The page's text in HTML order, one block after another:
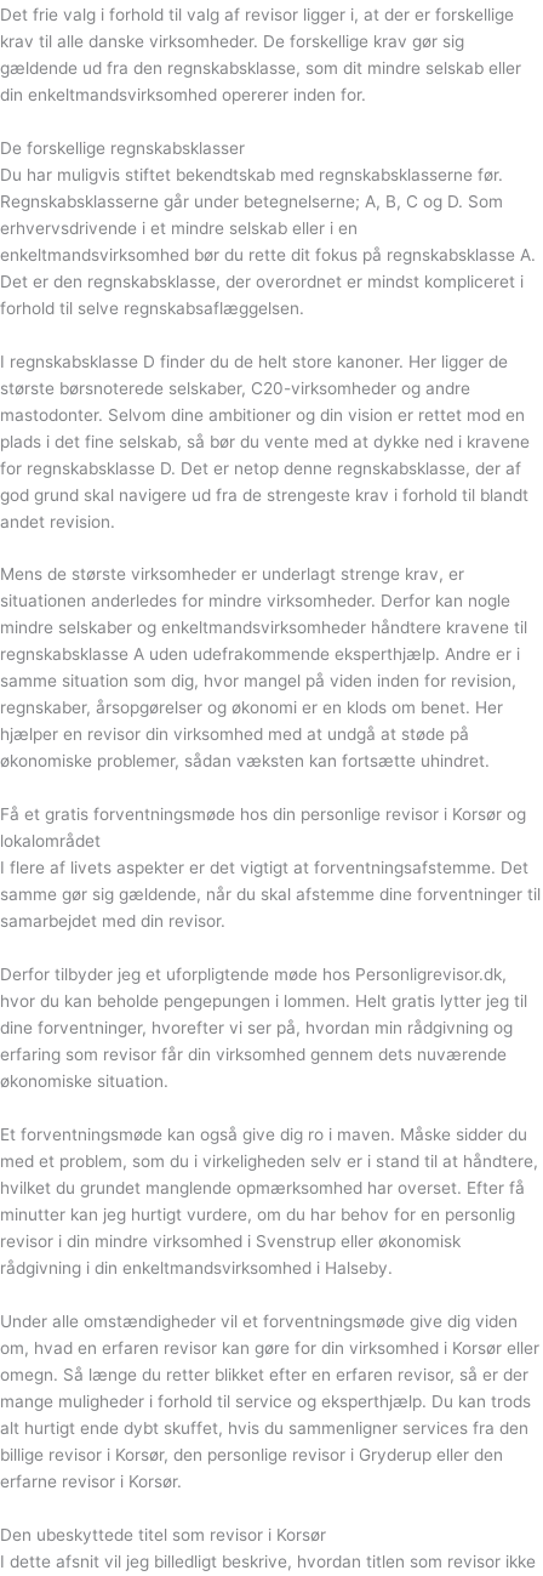
Det frie valg i forhold til valg af revisor ligger i, at der er forskellige
krav til alle danske virksomheder. De forskellige krav gør sig
gældende ud fra den regnskabsklasse, som dit mindre selskab eller
din enkeltmandsvirksomhed opererer inden for.
De forskellige regnskabsklasser
Du har muligvis stiftet bekendtskab med regnskabsklasserne før.
Regnskabsklasserne går under betegnelserne; A, B, C og D. Som
erhvervsdrivende i et mindre selskab eller i en
enkeltmandsvirksomhed bør du rette dit fokus på regnskabsklasse A.
Det er den regnskabsklasse, der overordnet er mindst kompliceret i
forhold til selve regnskabsaflæggelsen.
I regnskabsklasse D finder du de helt store kanoner. Her ligger de
største børsnoterede selskaber, C20-virksomheder og andre
mastodonter. Selvom dine ambitioner og din vision er rettet mod en
plads i det fine selskab, så bør du vente med at dykke ned i kravene
for regnskabsklasse D. Det er netop denne regnskabsklasse, der af
god grund skal navigere ud fra de strengeste krav i forhold til blandt
andet revision.
Mens de største virksomheder er underlagt strenge krav, er
situationen anderledes for mindre virksomheder. Derfor kan nogle
mindre selskaber og enkeltmandsvirksomheder håndtere kravene til
regnskabsklasse A uden udefrakommende eksperthjælp. Andre er i
samme situation som dig, hvor mangel på viden inden for revision,
regnskaber, årsopgørelser og økonomi er en klods om benet. Her
hjælper en revisor din virksomhed med at undgå at støde på
økonomiske problemer, sådan væksten kan fortsætte uhindret.
Få et gratis forventningsmøde hos din personlige revisor i Korsør og
lokalområdet
I flere af livets aspekter er det vigtigt at forventningsafstemme. Det
samme gør sig gældende, når du skal afstemme dine forventninger til
samarbejdet med din revisor.
Derfor tilbyder jeg et uforpligtende møde hos Personligrevisor.dk,
hvor du kan beholde pengepungen i lommen. Helt gratis lytter jeg til
dine forventninger, hvorefter vi ser på, hvordan min rådgivning og
erfaring som revisor får din virksomhed gennem dets nuværende
økonomiske situation.
Et forventningsmøde kan også give dig ro i maven. Måske sidder du
med et problem, som du i virkeligheden selv er i stand til at håndtere,
hvilket du grundet manglende opmærksomhed har overset. Efter få
minutter kan jeg hurtigt vurdere, om du har behov for en personlig
revisor i din mindre virksomhed i Svenstrup eller økonomisk
rådgivning i din enkeltmandsvirksomhed i Halseby.
Under alle omstændigheder vil et forventningsmøde give dig viden
om, hvad en erfaren revisor kan gøre for din virksomhed i Korsør eller
omegn. Så længe du retter blikket efter en erfaren revisor, så er der
mange muligheder i forhold til service og eksperthjælp. Du kan trods
alt hurtigt ende dybt skuffet, hvis du sammenligner services fra den
billige revisor i Korsør, den personlige revisor i Gryderup eller den
erfarne revisor i Korsør.
Den ubeskyttede titel som revisor i Korsør
I dette afsnit vil jeg billedligt beskrive, hvordan titlen som revisor ikke